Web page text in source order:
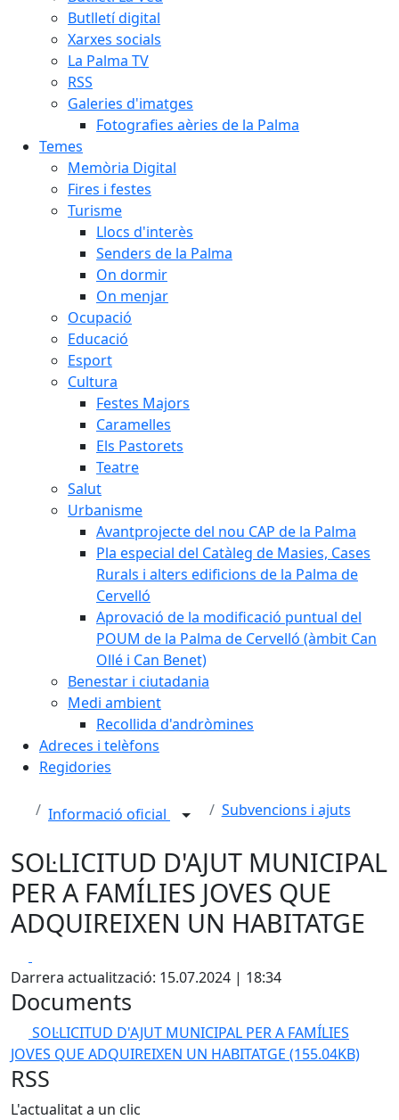
Butlletí digital
Xarxes socials
La Palma TV
RSS
Galeries d'imatges
Fotografies aèries de la Palma
Temes
Memòria Digital
Fires i festes
Turisme
Llocs d'interès
Senders de la Palma
On dormir
On menjar
Ocupació
Educació
Esport
Cultura
Festes Majors
Caramelles
Els Pastorets
Teatre
Salut
Urbanisme
Avantprojecte del nou CAP de la Palma
Pla especial del Catàleg de Masies, Cases
Rurals i alters edificions de la Palma de
Cervelló
Aprovació de la modificació puntual del
POUM de la Palma de Cervelló (àmbit Can
Ollé i Can Benet)
Benestar i ciutadania
Medi ambient
Recollida d'andròmines
Adreces i telèfons
Regidories
Informació oficial Subvencions i ajuts
SOL·LICITUD D'AJUT MUNICIPAL
PER A FAMÍLIES JOVES QUE
ADQUIREIXEN UN HABITATGE
Darrera actualització: 15.07.2024 | 18:34
Documents
SOL·LICITUD D'AJUT MUNICIPAL PER A FAMÍLIES
JOVES QUE ADQUIREIXEN UN HABITATGE (155.04KB)
RSS
L'actualitat a un clic